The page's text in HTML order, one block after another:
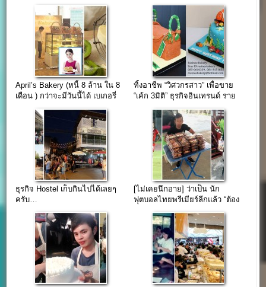
April’s Bakery (หนี้ 8 ล้าน ใน 8
เดือน ) กว่าจะมีวันนี้ได้ เบเกอรี่
ทิ้งอาชีพ “วิศวกรสาว” เพื่อขาย
“เค้ก 3มิติ” ธุรกิจอินเทรนด์ ราย
ธุรกิจ Hostel เก็บกินไปได้เลยๆ
ครับ…
[ไม่เคยนึกอาย] ว่าเป็น นัก
ฟุตบอลไทยพรีเมียร์ลีกแล้ว “ต้อง